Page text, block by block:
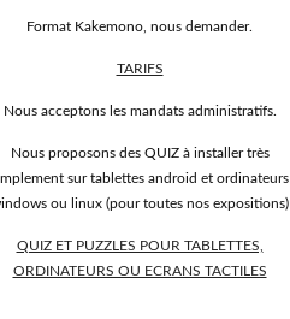
Format Kakemono, nous demander.
TARIFS
Nous acceptons les mandats administratifs.
Nous proposons des QUIZ à installer très
sur tablettes android et ordinateurs
ou linux (pour toutes nos expositions)
QUIZ ET PUZZLES POUR TABLETTES,
ORDINATEURS OU ECRANS TACTILES